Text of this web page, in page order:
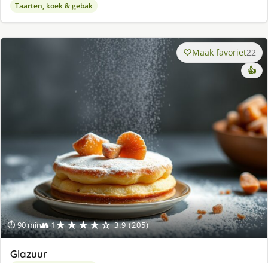
Taarten, koek & gebak
⏱ 90 min👥 1★★★★☆ 3.9 (205)
Maak favoriet22
👍
Glazuur